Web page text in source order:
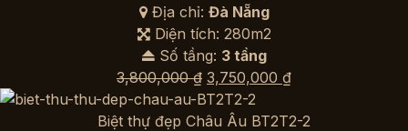
Địa chỉ: Đà Nẵng
Diện tích: 280m2
Số tầng: 3 tầng
3,800,000₫ Giá
gốc
là:
3,750,000 ₫Giá
tại
Biệt thự đẹp Châu Âu BT2T2-2